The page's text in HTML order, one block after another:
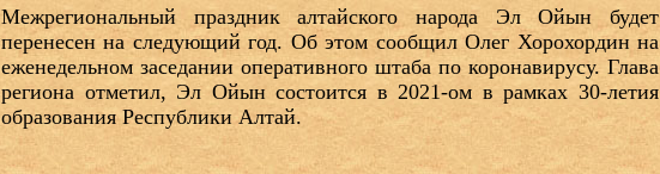
Межрегиональный праздник алтайского народа Эл Ойын будет
перенесен на следующий год. Об этом сообщил Олег Хорохордин на
еженедельном заседании оперативного штаба по коронавирусу. Глава
региона отметил, Эл Ойын состоится в 2021-ом в рамках 30-летия
образования Республики Алтай.